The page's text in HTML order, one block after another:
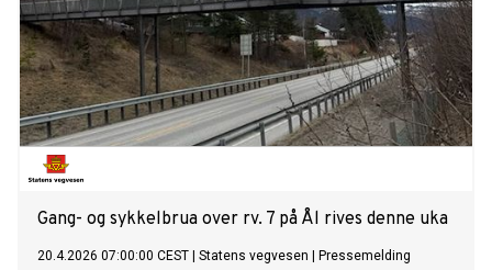
Gang- og sykkelbrua over rv. 7 på Ål rives denne uka
20.4.2026 07:00:00 CEST Statens vegvesen Pressemelding